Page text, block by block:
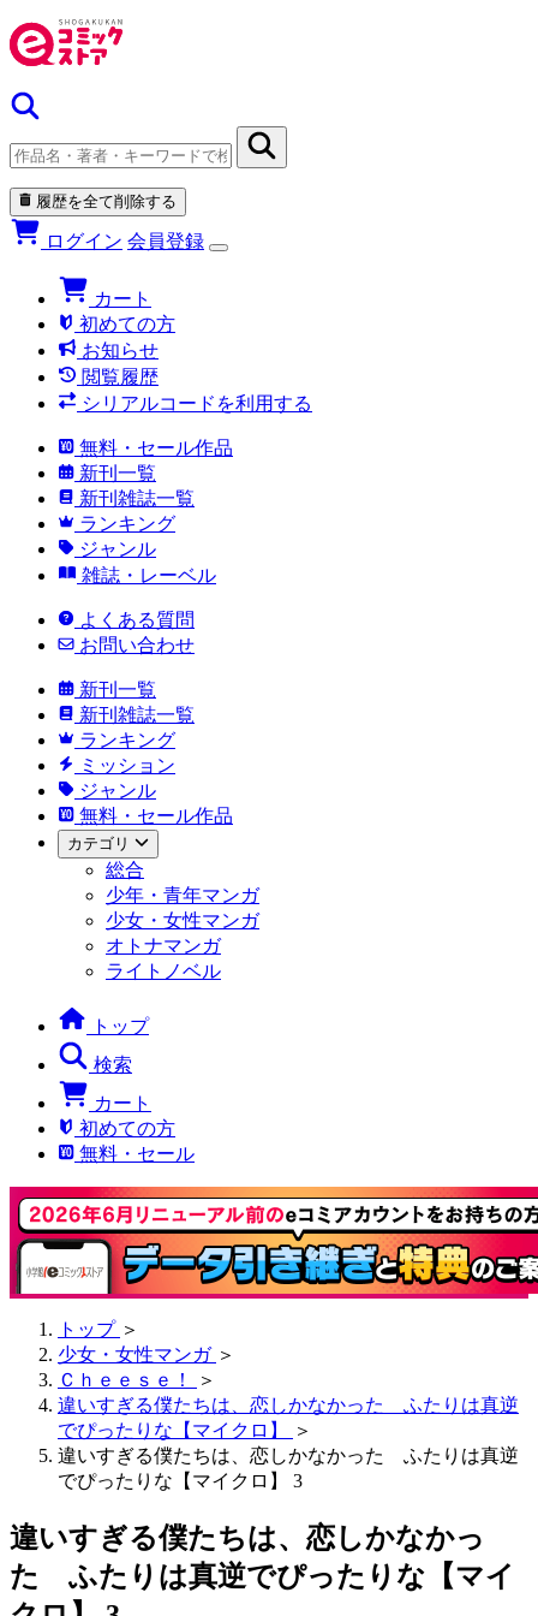
履歴を全て削除する
ログイン 会員登録
カート
初めての方
お知らせ
閲覧履歴
シリアルコードを利用する
無料・セール作品
新刊一覧
新刊雑誌一覧
ランキング
ジャンル
雑誌・レーベル
よくある質問
お問い合わせ
新刊一覧
新刊雑誌一覧
ランキング
ミッション
ジャンル
無料・セール作品
カテゴリ
総合
少年・青年マンガ
少女・女性マンガ
オトナマンガ
ライトノベル
トップ
検索
カート
初めての方
無料・セール
トップ ＞
少女・女性マンガ ＞
Ｃｈｅｅｓｅ！
＞
違いすぎる僕たちは、恋しかなかった ふたりは真逆
でぴったりな【マイクロ】
＞
違いすぎる僕たちは、恋しかなかった ふたりは真逆
でぴったりな【マイクロ】 3
違いすぎる僕たちは、恋しかなかっ
た ふたりは真逆でぴったりな【マイ